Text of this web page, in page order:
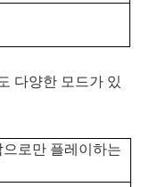
다양한 모드가 있
로만 플레이하는